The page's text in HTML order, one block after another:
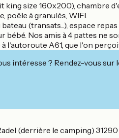
king size 160x200), chambre
poêle à granulés, WIFI.
bateau (transats...), espace
bébé. Nos amis à 4 pattes ne
à l'autoroute A61, que l'on
intéresse ? Rendez-vous
(derrière le camping)